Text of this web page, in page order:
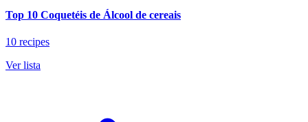
Top 10 Coquetéis de Álcool de cereais
10 recipes
Ver lista